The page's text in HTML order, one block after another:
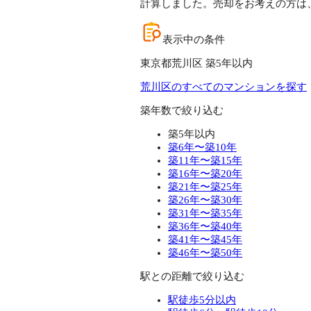
計算しました。売却をお考えの方は
表示中の条件
東京都荒川区 築5年以内
荒川区のすべてのマンションを探す
築年数で絞り込む
築5年以内
築6年〜築10年
築11年〜築15年
築16年〜築20年
築21年〜築25年
築26年〜築30年
築31年〜築35年
築36年〜築40年
築41年〜築45年
築46年〜築50年
駅との距離で絞り込む
駅徒歩5分以内